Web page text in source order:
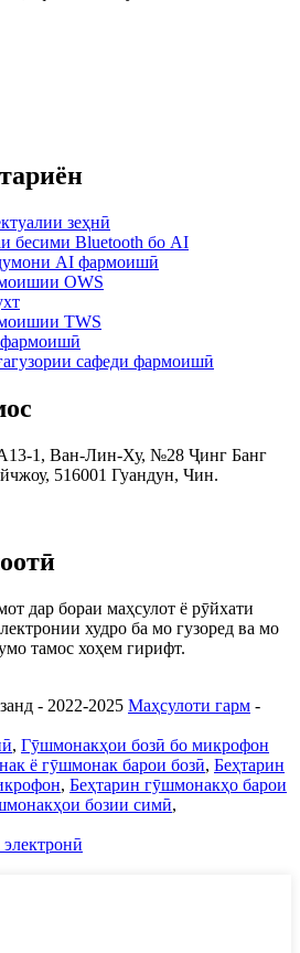
зеҳнӣ
бесими Bluetooth бо AI
AI фармоишӣ
OWS
TWS
сафеди фармоишӣ
1, Ван-Лин-Ху, №28 Ҷинг Банг
516001 Гуандун, Чин.
дар бораи маҳсулот ё рӯйхати
худро ба мо гузоред ва мо
тамос хоҳем гирифт.
- 2022-2025 Маҳсулоти гарм -
, Гӯшмонакҳои бозӣ бо микрофон
ё гӯшмонак барои бозӣ, Беҳтарин
, Беҳтарин гӯшмонакҳо барои
бозии симӣ,